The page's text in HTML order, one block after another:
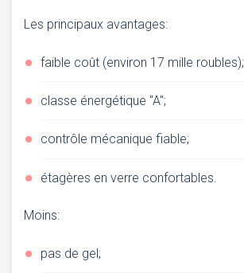
Les principaux avantages:
faible coût (environ 17 mille roubles);
classe énergétique "A";
contrôle mécanique fiable;
étagères en verre confortables.
Moins:
pas de gel;